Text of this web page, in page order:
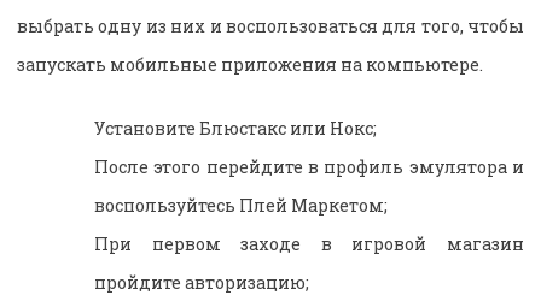
выбрать одну из них и воспользоваться для того, чтобы
запускать мобильные приложения на компьютере.
Установите Блюстакс или Нокс;
После этого перейдите в профиль эмулятора и
воспользуйтесь Плей Маркетом;
При первом заходе в игровой магазин
пройдите авторизацию;